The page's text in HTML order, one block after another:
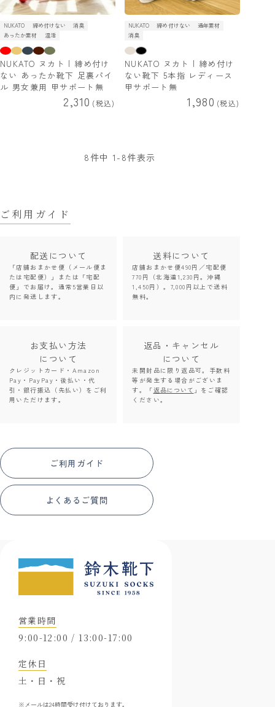
NUKATO 締め付けない
消臭
あったか素材
温活
NUKATO ヌカト | 締め付け
ない あったか靴下 足裏パイ
ル 男女兼用 甲サポート無
2,310 税込
NUKATO 締め付けない
通年素材
消臭
NUKATO ヌカト | 締め付け
ない靴下 5本指 レディース
甲サポート無
1,980 税込
8 件中 1 - 8件表示
ご利用ガイド
配送について
「店舗おまかせ便（メール便ま
たは宅配便）」または「宅配
便」でお届け。通常5営業日以
内に発送します。
送料について
店舗おまかせ便490円／宅配便
770円（北海道1,230円。沖縄
1,450円）。7,000円以上で送料
無料。
お支払い方法
について
クレジットカード・Amazon
Pay・PayPay・後払い・代
引・銀行振込（先払い）をご利
用いただけます。
返品・キャンセル
について
未開封品に限り返品可。手数料
等が発生する場合がございま
す。「返品について 」をご確認
ください。
ご利用ガイド
よくあるご質問
営業時間
9:00-12:00 / 13:00-17:00
定休日
土・日・祝
※メールは24時間受け付けております。